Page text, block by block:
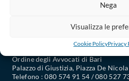
Nega
Visualizza le
Cookie PolicyPrivacy
Ordine degli Avvocati di Bari
Palazzo di Giustizia, Piazza De
Telefono : 080 574 91 54 / 080 527